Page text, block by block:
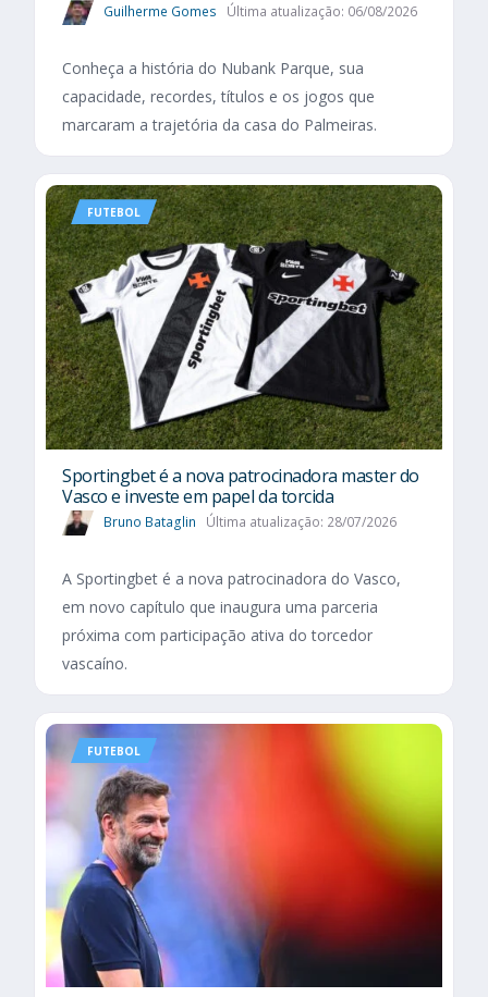
Guilherme Gomes Última atualização: 06/08/2026
Conheça a história do Nubank Parque, sua
capacidade, recordes, títulos e os jogos que
marcaram a trajetória da casa do Palmeiras.
FUTEBOL
Sportingbet é a nova patrocinadora master do
Vasco e investe em papel da torcida
Bruno Bataglin Última atualização: 28/07/2026
A Sportingbet é a nova patrocinadora do Vasco,
em novo capítulo que inaugura uma parceria
próxima com participação ativa do torcedor
vascaíno.
FUTEBOL